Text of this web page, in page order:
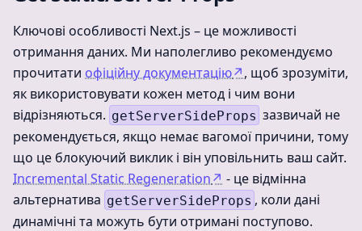
Ключові особливості Next.js – це можливості
отримання даних. Ми наполегливо рекомендуємо
прочитати офіційну документацію↗, щоб зрозуміти,
як використовувати кожен метод і чим вони
відрізняються. getServerSideProps зазвичай не
рекомендується, якщо немає вагомої причини, тому
що це блокуючий виклик і він уповільнить ваш сайт.
Incremental Static Regeneration↗ - це відмінна
альтернатива getServerSideProps , коли дані
динамічні та можуть бути отримані поступово.